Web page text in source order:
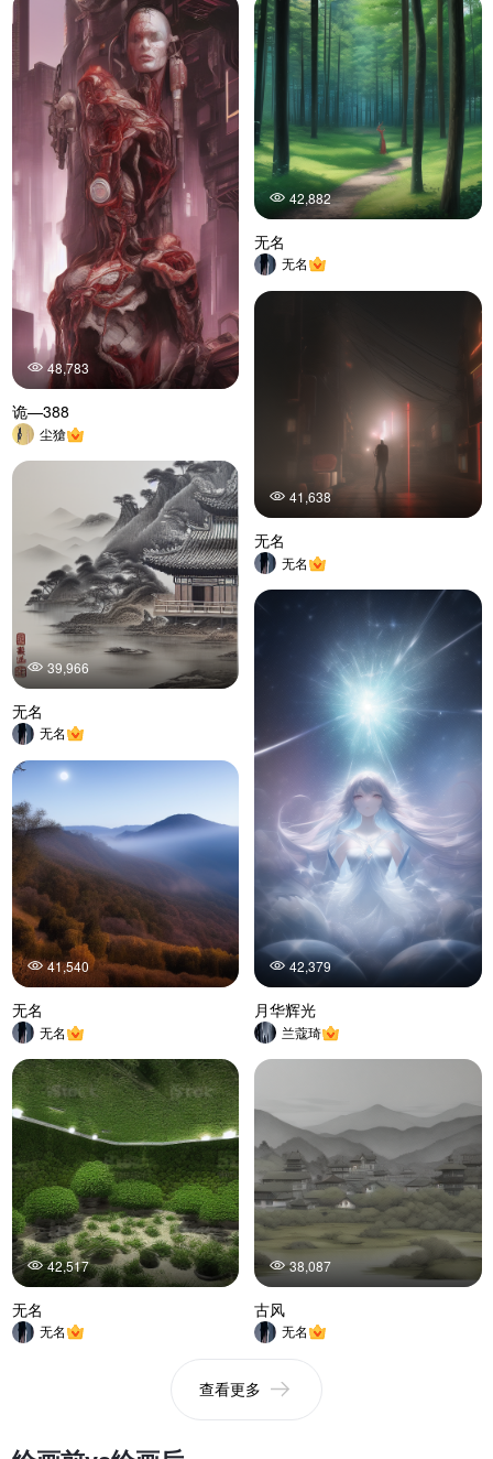
48,783
诡—388
尘獊
39,966
无名
无名
41,540
无名
无名
42,517
无名
无名
42,882
无名
无名
41,638
无名
无名
42,379
月华辉光
兰蔻琦
38,087
古风
无名
查看更多